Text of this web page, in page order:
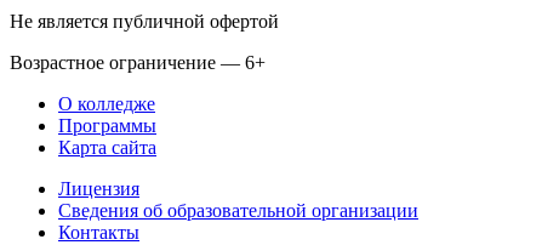
Не является публичной офертой
Возрастное ограничение — 6+
О колледже
Программы
Карта сайта
Лицензия
Сведения об образовательной организации
Контакты